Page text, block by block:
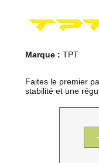
Marque : TPT
Faites le premier
stabilité et une